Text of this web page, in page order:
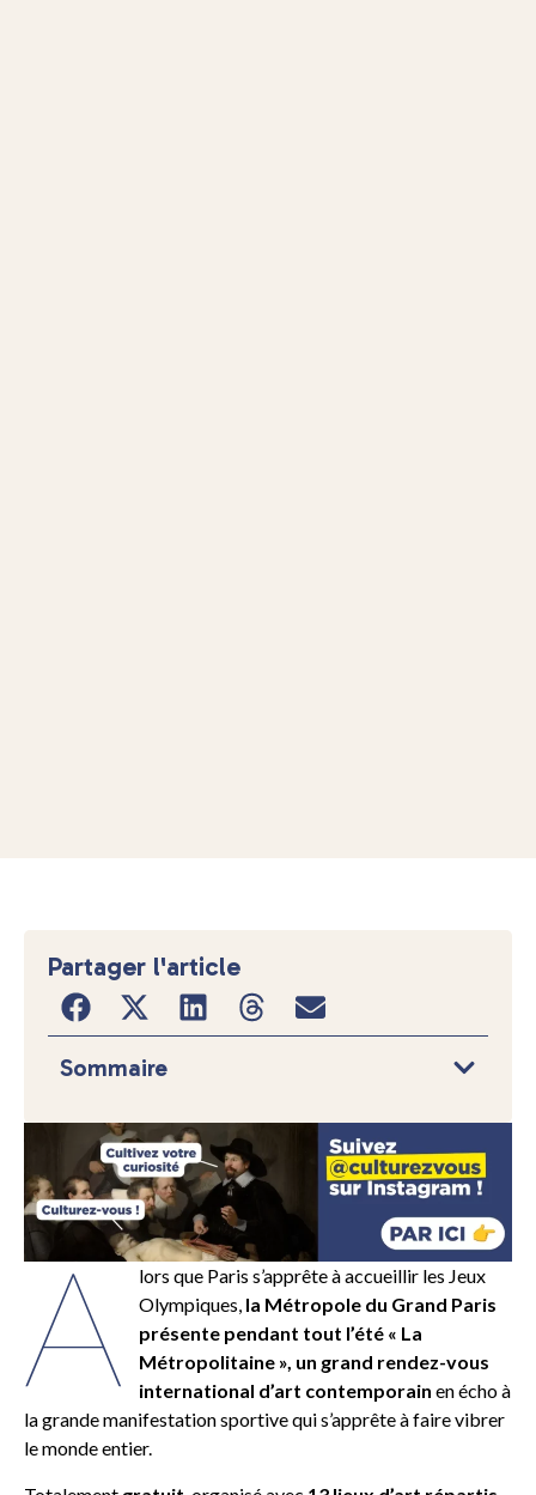
A
lors que Paris s’apprête à accueillir les Jeux
Olympiques, la Métropole du Grand Paris
présente pendant tout l’été « La
Métropolitaine », un grand rendez-vous
international d’art contemporainen écho à
la grande manifestation sportive qui s’apprête à faire vibrer
le monde entier.
Partager l'article
Sommaire